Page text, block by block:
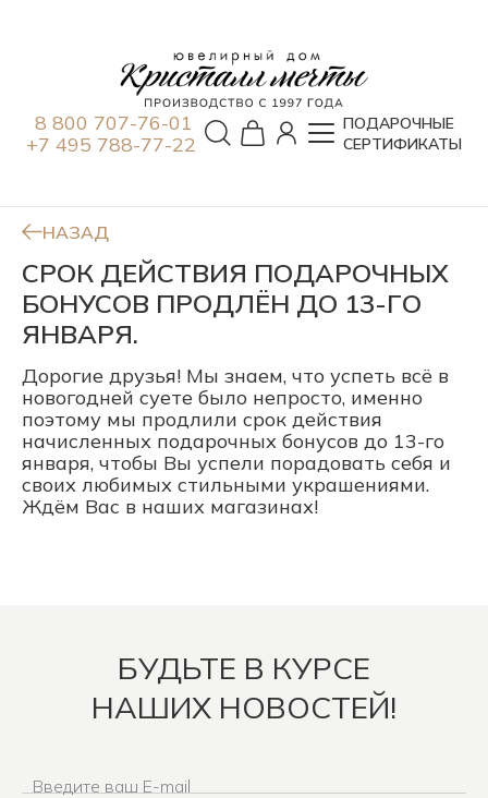
8 800 707-76-01
+7 495 788-77-22
ПОДАРОЧНЫЕ
СЕРТИФИКАТЫ
НАЗАД
СРОК ДЕЙСТВИЯ ПОДАРОЧНЫХ
БОНУСОВ ПРОДЛЁН ДО 13-ГО
ЯНВАРЯ.
Дорогие друзья! Мы знаем, что успеть всё в
новогодней суете было непросто, именно
поэтому мы продлили срок действия
начисленных подарочных бонусов до 13-го
января, чтобы Вы успели порадовать себя и
своих любимых стильными украшениями.
Ждём Вас в наших магазинах!
БУДЬТЕ В КУРСЕ
НАШИХ НОВОСТЕЙ!
Введите ваш E-mail